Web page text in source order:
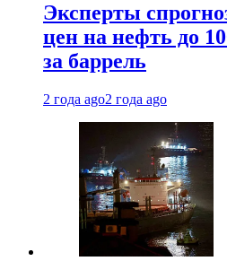
Эксперты
цен на нефть до
за баррель
2 года ago2 года ago